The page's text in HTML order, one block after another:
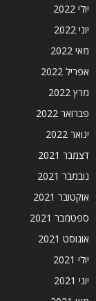
יולי 2022
יוני 2022
מאי 2022
אפריל 2022
מרץ 2022
פברואר 2022
ינואר 2022
דצמבר 2021
נובמבר 2021
אוקטובר 2021
ספטמבר 2021
אוגוסט 2021
יולי 2021
יוני 2021